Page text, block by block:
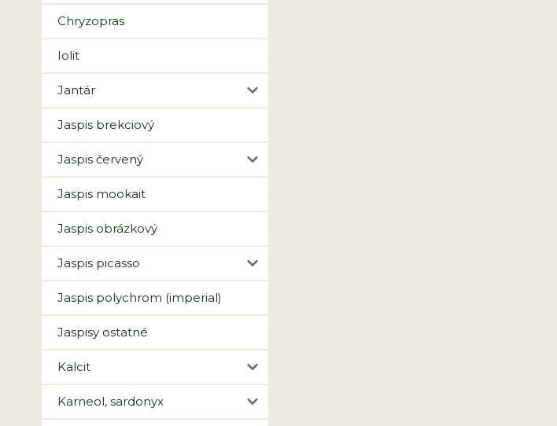
Chryzopras
Iolit
Jantár
Jaspis brekciový
Jaspis červený
Jaspis mookait
Jaspis obrázkový
Jaspis picasso
Jaspis polychrom (imperial)
Jaspisy ostatné
Kalcit
Karneol, sardonyx